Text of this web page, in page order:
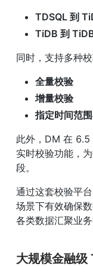
TDSQL 到
TiDB 到
同时，支持多种
全量校验
增量校验
指定时间范
此外，DM 在
实时校验功能，
段。
通过这套校验平
场景下有效确保
各类数据汇聚业
大规模金融级